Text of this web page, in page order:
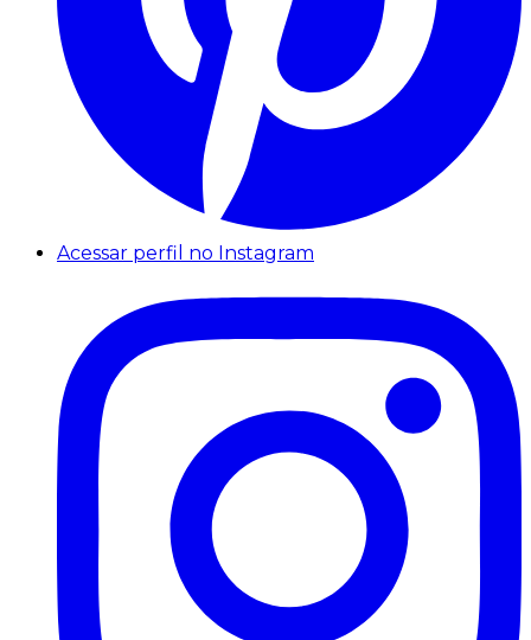
Acessar perfil no Instagram